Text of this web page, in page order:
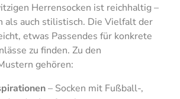
Herrensocken ist reichhaltig –
als auch stilistisch. Die Vielfalt der
etwas Passendes für konkrete
zu finden. Zu den
gehören:
– Socken mit Fußball-,